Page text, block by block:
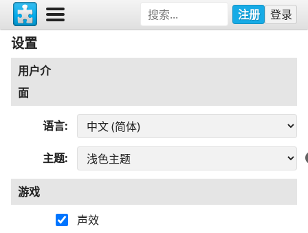
注册 登录
设置
用户介
面
语言
主题
游戏
声效